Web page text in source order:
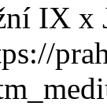
IX x